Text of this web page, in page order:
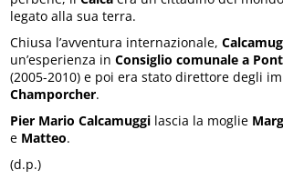
legato alla sua terra.
Chiusa l’avventura internazionale,
un’esperienza inConsiglio comunale a
(2005-2010) e poi era stato direttore degli
Champorcher.
Pier Mario Calcamuggi lascia la moglie
e Matteo.
(d.p.)